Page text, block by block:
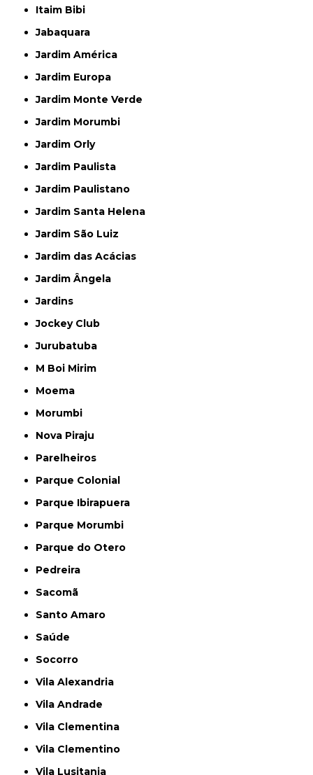
Itaim Bibi
Jabaquara
Jardim América
Jardim Europa
Jardim Monte Verde
Jardim Morumbi
Jardim Orly
Jardim Paulista
Jardim Paulistano
Jardim Santa Helena
Jardim São Luiz
Jardim das Acácias
Jardim Ângela
Jardins
Jockey Club
Jurubatuba
M Boi Mirim
Moema
Morumbi
Nova Piraju
Parelheiros
Parque Colonial
Parque Ibirapuera
Parque Morumbi
Parque do Otero
Pedreira
Sacomã
Santo Amaro
Saúde
Socorro
Vila Alexandria
Vila Andrade
Vila Clementina
Vila Clementino
Vila Lusitania